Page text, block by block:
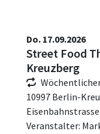
Do. 17.09.2026
Street Food
Kreuzberg
10997 Berlin-
Veranstalter: